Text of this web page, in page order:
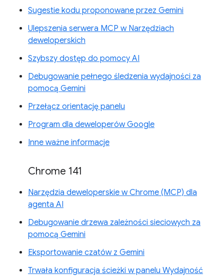
Sugestie kodu proponowane przez Gemini
Ulepszenia serwera MCP w Narzędziach
deweloperskich
Szybszy dostęp do pomocy AI
Debugowanie pełnego śledzenia wydajności za
pomocą Gemini
Przełącz orientację panelu
Program dla deweloperów Google
Inne ważne informacje
Chrome 141
Narzędzia deweloperskie w Chrome (MCP) dla
agenta AI
Debugowanie drzewa zależności sieciowych za
pomocą Gemini
Eksportowanie czatów z Gemini
Trwała konfiguracja ścieżki w panelu Wydajność